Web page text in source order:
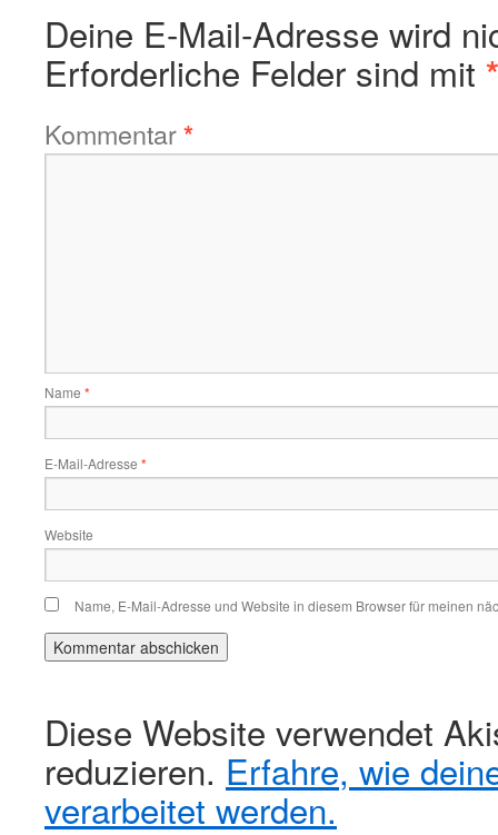
Deine E-Mail-Adresse wird
Erforderliche Felder sind mit *
Kommentar*
Name *
E-Mail-Adresse *
Website
Name, E-Mail-Adresse und Website in diesem Browser für meinen
Diese Website verwendet
reduzieren. Erfahre, wie
verarbeitet werden.